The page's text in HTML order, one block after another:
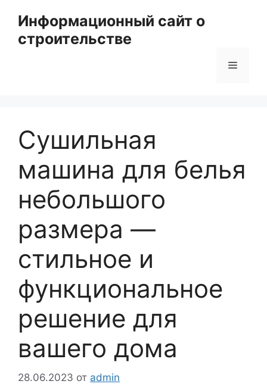
содержимому
Информационный сайт о
строительстве
Меню
Сушильная
машина для белья
небольшого
размера —
стильное и
функциональное
решение для
вашего дома
28.06.2023 от admin